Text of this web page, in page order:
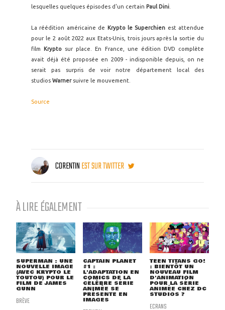
lesquelles quelques épisodes d'un certain Paul Dini
La réédition américaine de Krypto le Superchien est attendue
pour le 2 août 2022 aux Etats-Unis, trois jours après la sortie du
film
Krypto sur place. En France, une édition DVD complète
avait déjà été proposée en 2009 - indisponible depuis, on ne
serait pas surpris de voir notre département local des
studios Warnersuivre le mouvement.
Source
CORENTINEST SUR TWITTER
À LIRE ÉGALEMENT
SUPERMAN : UNE
NOUVELLE IMAGE
(AVEC KRYPTO LE
TOUTOU) POUR LE
FILM DE JAMES
GUNN
BRÈVE
CAPTAIN PLANET
#1 :
L'ADAPTATION EN
COMICS DE LA
CÉLÈBRE SÉRIE
ANIMÉE SE
PRÉSENTE EN
IMAGES
TEEN TITANS GO!
: BIENTÔT UN
NOUVEAU FILM
D'ANIMATION
POUR LA SÉRIE
ANIMÉE CHEZ DC
STUDIOS ?
ECRANS